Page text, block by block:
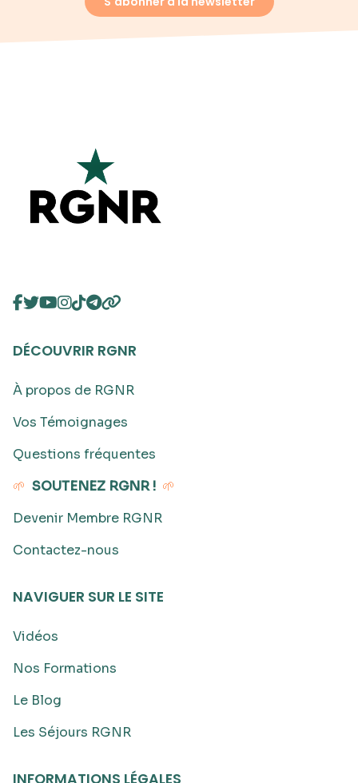
DÉCOUVRIR RGNR
À propos de RGNR
Vos Témoignages
Questions fréquentes
🌱 SOUTENEZ RGNR ! 🌱
Devenir Membre RGNR
Contactez-nous
NAVIGUER SUR LE SITE
Vidéos
Nos Formations
Le Blog
Les Séjours RGNR